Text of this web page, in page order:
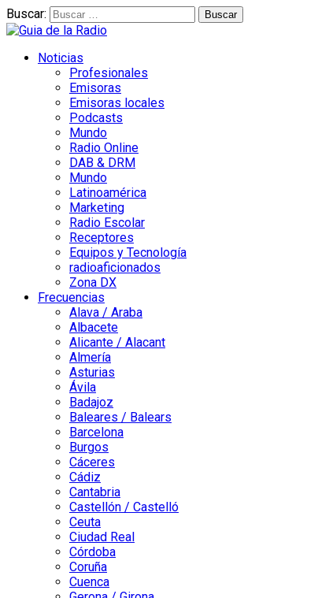
Buscar:
Noticias
Profesionales
Emisoras
Emisoras locales
Podcasts
Mundo
Radio Online
DAB & DRM
Mundo
Latinoamérica
Marketing
Radio Escolar
Receptores
Equipos y Tecnología
radioaficionados
Zona DX
Frecuencias
Alava / Araba
Albacete
Alicante / Alacant
Almería
Asturias
Ávila
Badajoz
Baleares / Balears
Barcelona
Burgos
Cáceres
Cádiz
Cantabria
Castellón / Castelló
Ceuta
Ciudad Real
Córdoba
Coruña
Cuenca